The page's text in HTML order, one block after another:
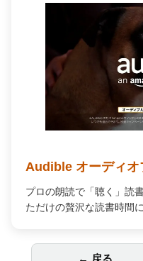
Amazon Music
何百万もの曲が自由に聴
対応で、あなたの毎日を
← 戻る